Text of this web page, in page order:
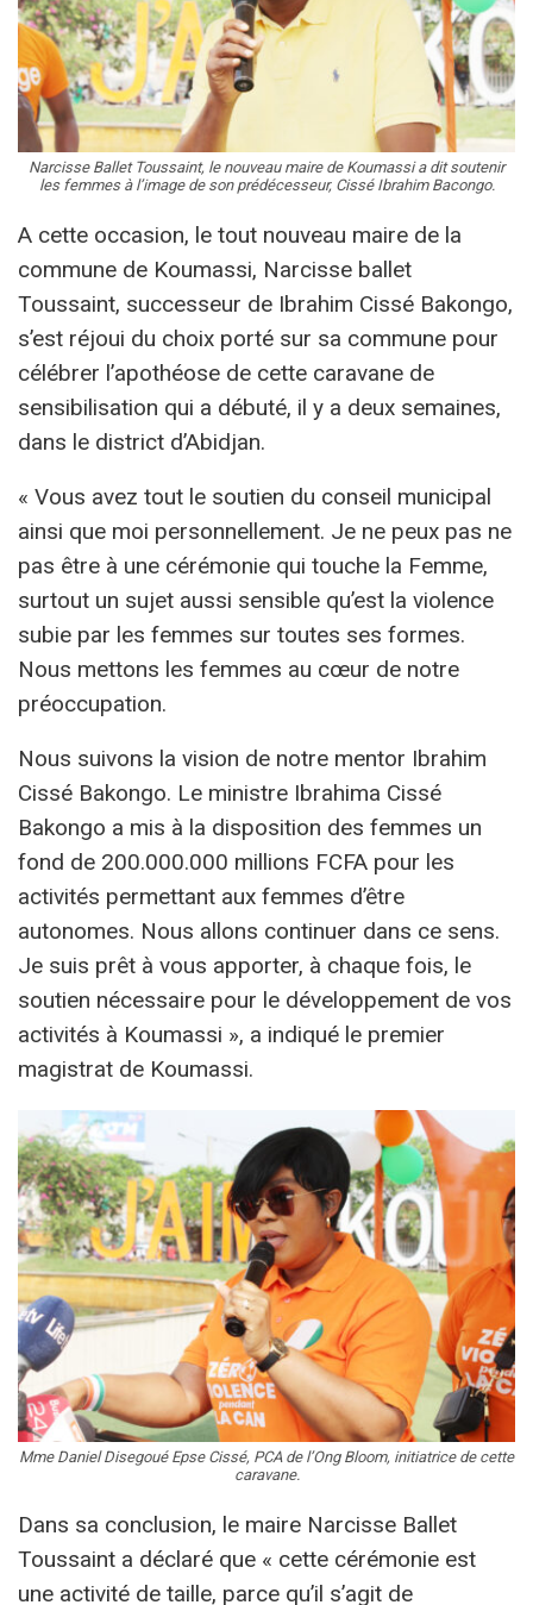
Narcisse Ballet Toussaint, le nouveau maire de Koumassi a dit soutenir
les femmes à l’image de son prédécesseur, Cissé Ibrahim Bacongo.
A cette occasion, le tout nouveau maire de la
commune de Koumassi, Narcisse ballet
Toussaint, successeur de Ibrahim Cissé Bakongo,
s’est réjoui du choix porté sur sa commune pour
célébrer l’apothéose de cette caravane de
sensibilisation qui a débuté, il y a deux semaines,
dans le district d’Abidjan.
« Vous avez tout le soutien du conseil municipal
ainsi que moi personnellement. Je ne peux pas ne
pas être à une cérémonie qui touche la Femme,
surtout un sujet aussi sensible qu’est la violence
subie par les femmes sur toutes ses formes.
Nous mettons les femmes au cœur de notre
préoccupation.
Nous suivons la vision de notre mentor Ibrahim
Cissé Bakongo. Le ministre Ibrahima Cissé
Bakongo a mis à la disposition des femmes un
fond de 200.000.000 millions FCFA pour les
activités permettant aux femmes d’être
autonomes. Nous allons continuer dans ce sens.
Je suis prêt à vous apporter, à chaque fois, le
soutien nécessaire pour le développement de vos
activités à Koumassi », a indiqué le premier
magistrat de Koumassi.
Mme Daniel Disegoué Epse Cissé, PCA de l’Ong Bloom, initiatrice de cette
caravane.
Dans sa conclusion, le maire Narcisse Ballet
Toussaint a déclaré que « cette cérémonie est
une activité de taille, parce qu’il s’agit de